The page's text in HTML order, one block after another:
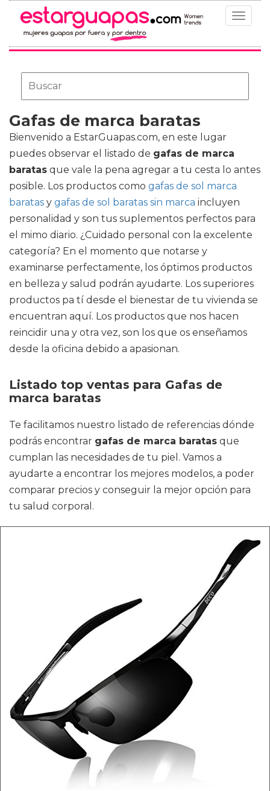
Toggle
Gafas de marca baratas
Bienvenido a EstarGuapas.com, en este lugar
puedes observar el listado de gafas de marca
baratas que vale la pena agregar a tu cesta lo antes
posible. Los productos como gafas de sol marca
baratas y gafas de sol baratas sin marca incluyen
personalidad y son tus suplementos perfectos para
el mimo diario. ¿Cuidado personal con la excelente
categoría? En el momento que notarse y
examinarse perfectamente, los óptimos productos
en belleza y salud podrán ayudarte. Los superiores
productos pa tí desde el bienestar de tu vivienda se
encuentran aquí. Los productos que nos hacen
reincidir una y otra vez, son los que os enseñamos
desde la oficina debido a apasionan.
Listado top ventas para Gafas de
marca baratas
Te facilitamos nuestro listado de referencias dónde
podrás encontrar gafas de marca baratas que
cumplan las necesidades de tu piel. Vamos a
ayudarte a encontrar los mejores modelos, a poder
comparar precios y conseguir la mejor opción para
tu salud corporal.